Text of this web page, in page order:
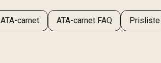
ATA-carnet ATA-carnet FAQ Prisliste